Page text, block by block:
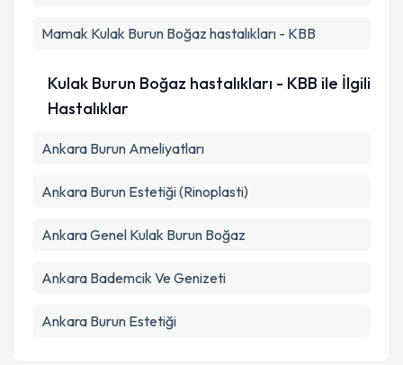
Mamak Kulak Burun Boğaz hastalıkları - KBB
Kulak Burun Boğaz hastalıkları - KBB ile İlgili
Hastalıklar
Ankara Burun Ameliyatları
Ankara Burun Estetiği (Rinoplasti)
Ankara Genel Kulak Burun Boğaz
Ankara Bademcik Ve Genizeti
Ankara Burun Estetiği